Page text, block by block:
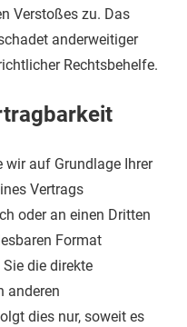
Verstoßes zu. Das
anderweitiger
Rechtsbehelfe.
wir auf Grundlage Ihrer
Vertrags
oder an einen Dritten
Format
die direkte
anderen
dies nur, soweit es